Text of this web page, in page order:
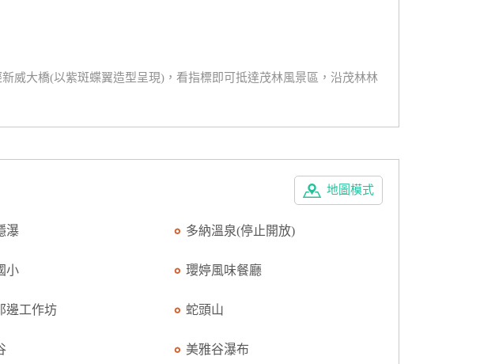
威大橋(以紫斑蝶翼造型呈現)，看指標即可抵達茂林風景區，沿茂林林
地圖模式
瀑 多納溫泉(停止開放)
小 瓔婷風味餐廳
邊工作坊 蛇頭山
美雅谷瀑布